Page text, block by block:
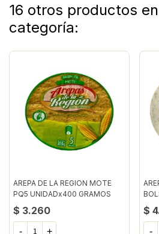
16 otros productos
categoría:
AREPA DE LA REGION MOTE
PQ5 UNIDADx400 GRAMOS
$ 3.260
- +
$
-